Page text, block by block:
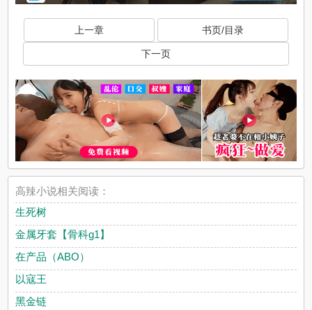
上一章 书页/目录
下一页
高辣小说相关阅读：
生死树
金属牙套【骨科g1】
在产品（ABO）
以寇王
黑金链